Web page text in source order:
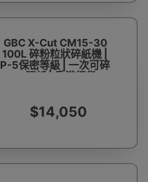
GBC X-Cut CM15-30
100L 碎粉粒狀碎紙機 |
P-5保密等級 | 一次可碎
16張紙 | 香港行貨
$14,050